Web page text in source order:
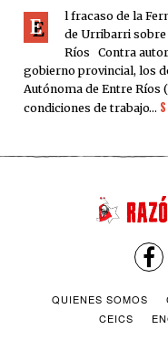
E
l fracaso de la
de Urribarri sobre
Ríos Contra
gobierno provincial, los
Autónoma de Entre Ríos
condiciones de trabajo…
QUIENES SOMOS
CEICS